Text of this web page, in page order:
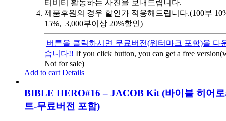
티비티 활동하는 사진을 보내드립니다.
제품후원의 경우 할인가 적용해드립니다.(100부
15%, 3,000부이상 20%할인)
버튼을 클릭하시면 무료버전(워터마크 포함)을 다
습니다!! If you click button, you can get a free
Not for sale)
Add to cart Details
BIBLE HERO#16 – JACOB Kit (바이블 히어
트-무료버전 포함)